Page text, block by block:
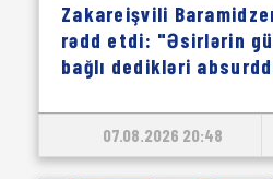
Zakareişvili
rədd etdi: "Əsirlərin
bağlı dedikləri
07.08.2026 20:48